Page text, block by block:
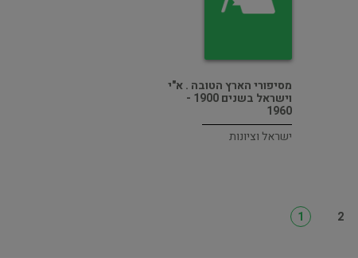
מסיפורי הארץ הטובה . א"י
וישראל בשנים 1900 -
1960
ישראל וציונות
1 2